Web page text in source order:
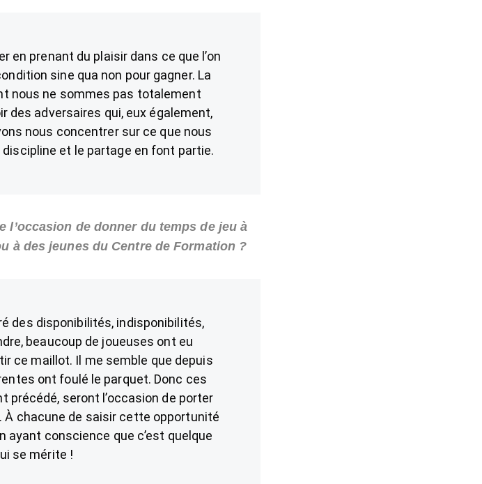
en prenant du plaisir dans ce que l’on
sine qua non pour gagner. La
nous ne sommes pas totalement
des adversaires qui, eux également,
nous concentrer sur ce que nous
et le partage en font partie.
l’occasion de donner du temps de jeu à
à des jeunes du Centre de Formation ?
des disponibilités, indisponibilités,
beaucoup de joueuses ont eu
ce maillot. Il me semble que depuis
ont foulé le parquet. Donc ces
précédé, seront l’occasion de porter
À chacune de saisir cette opportunité
conscience que c’est quelque
se mérite !